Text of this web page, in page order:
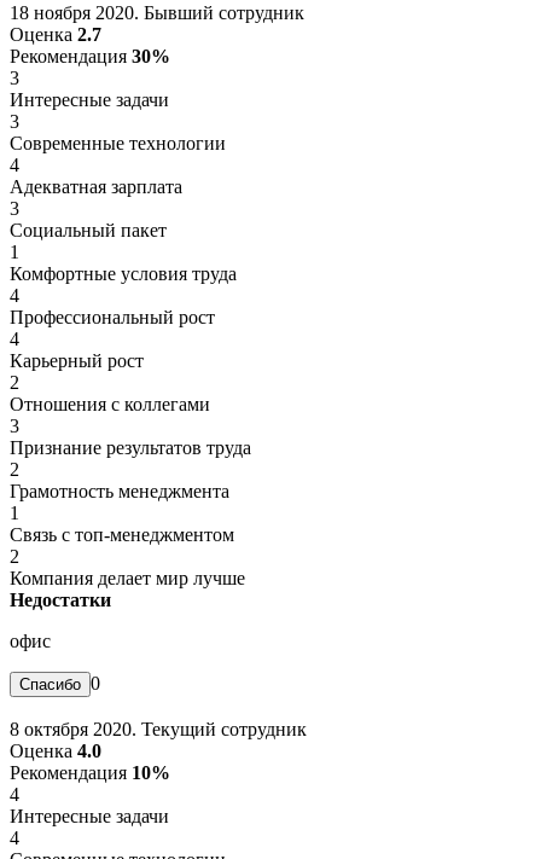
18 ноября 2020. Бывший сотрудник
Оценка 2.7
Рекомендация 30%
3
Интересные задачи
3
Современные технологии
4
Адекватная зарплата
3
Социальный пакет
1
Комфортные условия труда
4
Профессиональный рост
4
Карьерный рост
2
Отношения с коллегами
3
Признание результатов труда
2
Грамотность менеджмента
1
Связь с топ-менеджментом
2
Компания делает мир лучше
Недостатки
офис
0
8 октября 2020. Текущий сотрудник
Оценка 4.0
Рекомендация 10%
4
Интересные задачи
4